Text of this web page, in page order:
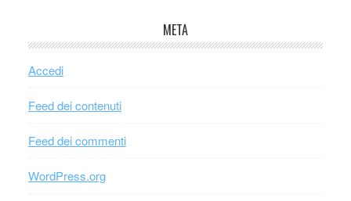
META
Accedi
Feed dei contenuti
Feed dei commenti
WordPress.org